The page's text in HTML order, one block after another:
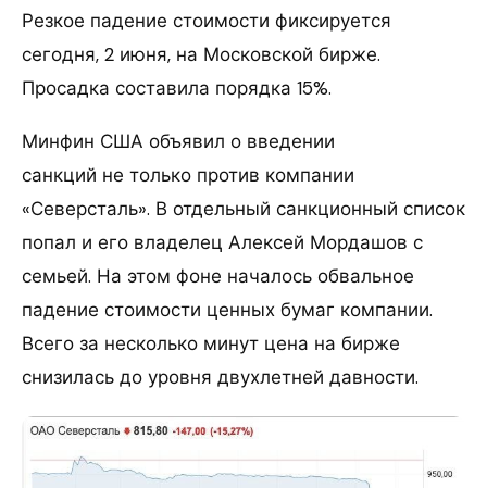
Резкое падение стоимости фиксируется
сегодня, 2 июня, на Московской бирже.
Просадка составила порядка 15%.
Минфин США объявил о введении
санкций не только против компании
«Северсталь». В отдельный санкционный список
попал и его владелец Алексей Мордашов с
семьей. На этом фоне началось обвальное
падение стоимости ценных бумаг компании.
Всего за несколько минут цена на бирже
снизилась до уровня двухлетней давности.